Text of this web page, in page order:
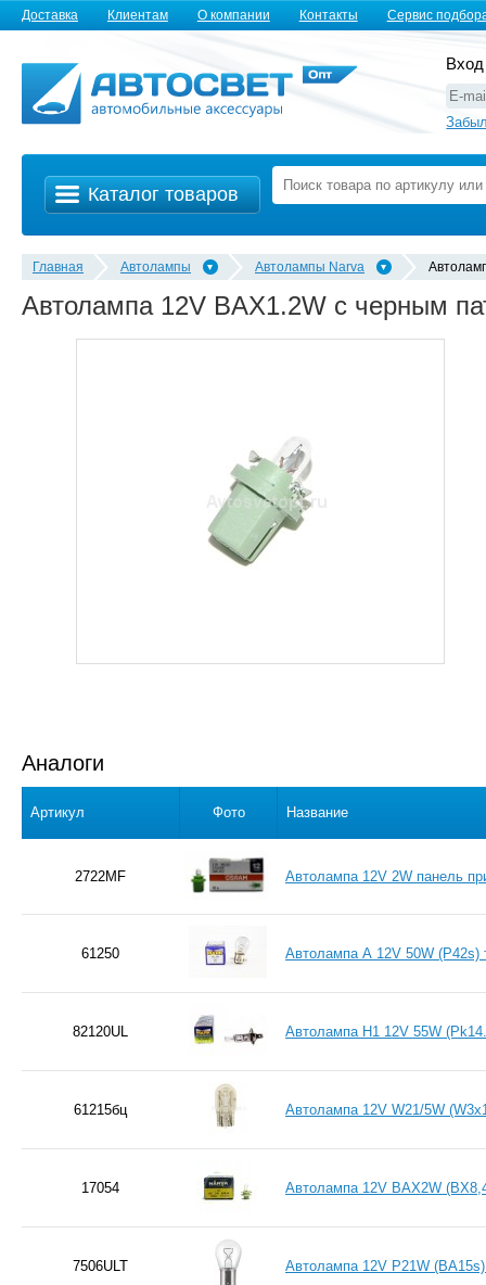
Доставка Клиентам О компании Контакты Сервис
Каталог товаров
Главная Автолампы Автолампы Narva
Автолампа 12V BAX1.2W с черным
Аналоги
Артикул Фото Название
2722MF Автолампа 12V 2W панель
61250 Автолампа А 12V 50W (P42s)
82120UL Автолампа H1 12V 55W
61215бц Автолампа 12V W21/5W
17054 Автолампа 12V BAX2W
7506ULT Автолампа 12V P21W